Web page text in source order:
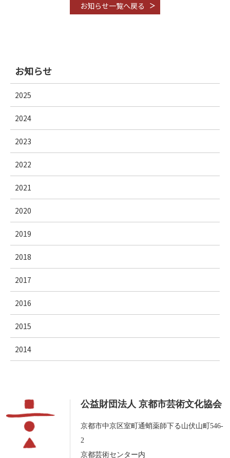
お知らせ一覧へ戻る
お知らせ
2025
2024
2023
2022
2021
2020
2019
2018
2017
2016
2015
2014
公益財団法人 京都市芸術文化協会
京都市中京区室町通蛸薬師下る山伏山町546-
2
京都芸術センター内